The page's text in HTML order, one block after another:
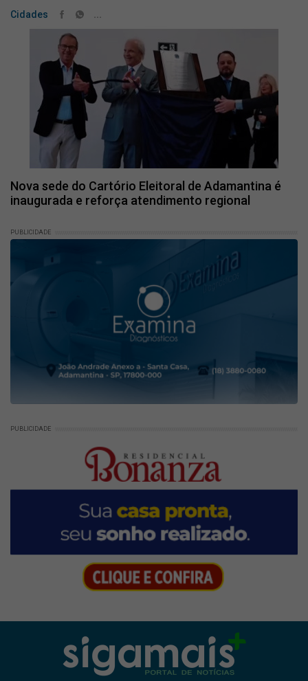
Cidades ...
Nova sede do Cartório Eleitoral de Adamantina é
inaugurada e reforça atendimento regional
PUBLICIDADE
PUBLICIDADE